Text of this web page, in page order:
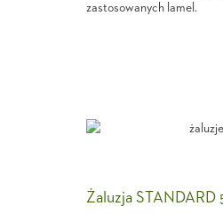
zastosowanych lamel.
Żaluzja STANDARD